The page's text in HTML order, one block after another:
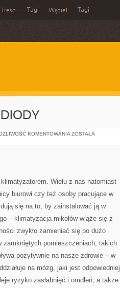
Tagi Węgiel Tagi
DIODY
KOMENTOWANIA INNOWACYJNEJ
ZOSTAŁA
Wielu z nas natomiast
biurowi czy też osoby pracujące w
się na to, by zainstalować ją w
– klimatyzacja mikołów wiąże się z
zwykło zamieniać się po dużo
zamkniętych pomieszczeniach, takich
pozytywnie na nasze zdrowie – w
na mózg, jaki jest odpowiedniej
ryzyko zasłabnięć i omdleń, a także